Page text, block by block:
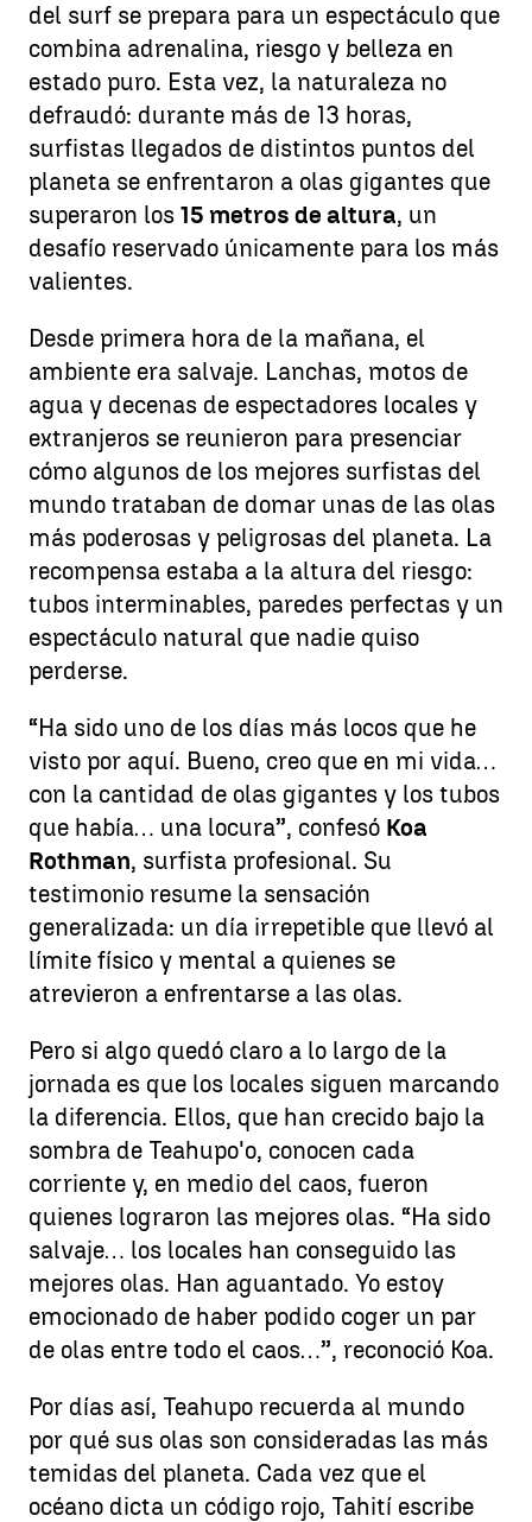
del surf se prepara para un espectáculo que
combina adrenalina, riesgo y belleza en
estado puro. Esta vez, la naturaleza no
defraudó: durante más de 13 horas,
surfistas llegados de distintos puntos del
planeta se enfrentaron a olas gigantes que
superaron los 15 metros de altura, un
desafío reservado únicamente para los más
valientes.
Desde primera hora de la mañana, el
ambiente era salvaje. Lanchas, motos de
agua y decenas de espectadores locales y
extranjeros se reunieron para presenciar
cómo algunos de los mejores surfistas del
mundo trataban de domar unas de las olas
más poderosas y peligrosas del planeta. La
recompensa estaba a la altura del riesgo:
tubos interminables, paredes perfectas y un
espectáculo natural que nadie quiso
perderse.
“Ha sido uno de los días más locos que he
visto por aquí. Bueno, creo que en mi vida…
con la cantidad de olas gigantes y los tubos
que había… una locura”, confesó Koa
Rothman, surfista profesional. Su
testimonio resume la sensación
generalizada: un día irrepetible que llevó al
límite físico y mental a quienes se
atrevieron a enfrentarse a las olas.
Pero si algo quedó claro a lo largo de la
jornada es que los locales siguen marcando
la diferencia. Ellos, que han crecido bajo la
sombra de Teahupo'o, conocen cada
corriente y, en medio del caos, fueron
quienes lograron las mejores olas. “Ha sido
salvaje… los locales han conseguido las
mejores olas. Han aguantado. Yo estoy
emocionado de haber podido coger un par
de olas entre todo el caos…”, reconoció Koa.
Por días así, Teahupo recuerda al mundo
por qué sus olas son consideradas las más
temidas del planeta. Cada vez que el
océano dicta un código rojo, Tahití escribe